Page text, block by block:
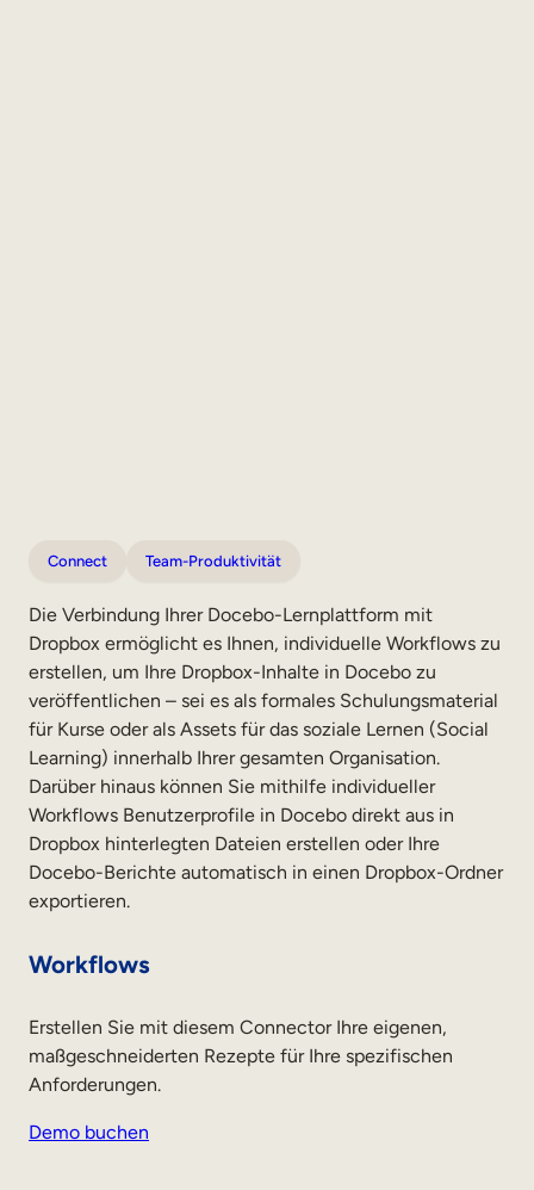
Connect Team-Produktivität
Die Verbindung Ihrer Docebo-Lernplattform mit
Dropbox ermöglicht es Ihnen, individuelle Workflows zu
erstellen, um Ihre Dropbox-Inhalte in Docebo zu
veröffentlichen – sei es als formales Schulungsmaterial
für Kurse oder als Assets für das soziale Lernen (Social
Learning) innerhalb Ihrer gesamten Organisation.
Darüber hinaus können Sie mithilfe individueller
Workflows Benutzerprofile in Docebo direkt aus in
Dropbox hinterlegten Dateien erstellen oder Ihre
Docebo-Berichte automatisch in einen Dropbox-Ordner
exportieren.
Workflows
Erstellen Sie mit diesem Connector Ihre eigenen,
maßgeschneiderten Rezepte für Ihre spezifischen
Anforderungen.
Demo buchen